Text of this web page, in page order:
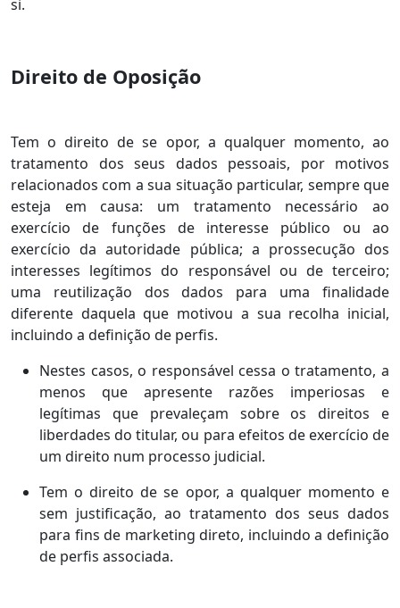
si.
Direito de Oposição
Tem o direito de se opor, a qualquer momento, ao
tratamento dos seus dados pessoais, por motivos
relacionados com a sua situação particular, sempre que
esteja em causa: um tratamento necessário ao
exercício de funções de interesse público ou ao
exercício da autoridade pública; a prossecução dos
interesses legítimos do responsável ou de terceiro;
uma reutilização dos dados para uma finalidade
diferente daquela que motivou a sua recolha inicial,
incluindo a definição de perfis.
Nestes casos, o responsável cessa o tratamento, a
menos que apresente razões imperiosas e
legítimas que prevaleçam sobre os direitos e
liberdades do titular, ou para efeitos de exercício de
um direito num processo judicial.
Tem o direito de se opor, a qualquer momento e
sem justificação, ao tratamento dos seus dados
para fins de marketing direto, incluindo a definição
de perfis associada.